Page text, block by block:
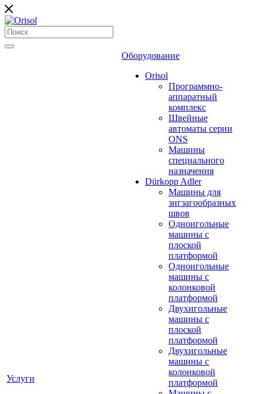
Услуги
Оборудование
Orisol
Программно-
аппаратный
комплекс
Швейные
автоматы серии
ONS
Машины
специального
назначения
Dürkopp Adler
Машины для
зигзагообразных
швов
Одноигольные
машины с
плоской
платформой
Одноигольные
машины с
колонковой
платформой
Двухигольные
машины с
плоской
платформой
Двухигольные
машины с
колонковой
платформой